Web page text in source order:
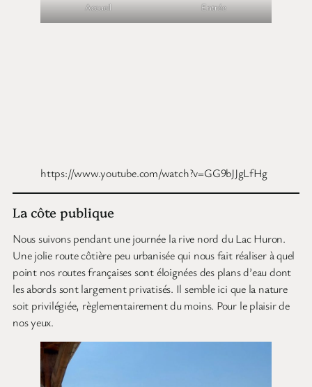
Accueil Entrée
https://www.youtube.com/watch?v=GG9bJJgLfHg
La côte publique
Nous suivons pendant une journée la rive nord du Lac Huron.
Une jolie route côtière peu urbanisée qui nous fait réaliser à quel
point nos routes françaises sont éloignées des plans d’eau dont
les abords sont largement privatisés. Il semble ici que la nature
soit privilégiée, règlementairement du moins. Pour le plaisir de
nos yeux.